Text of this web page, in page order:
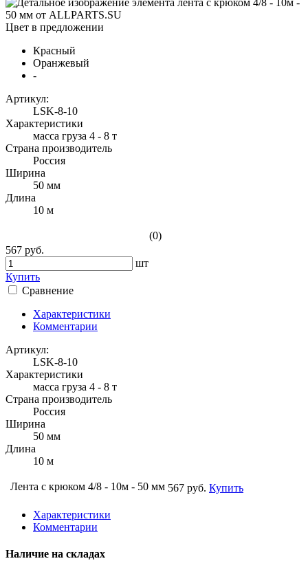
Цвет в предложении
Красный
Оранжевый
-
Артикул:
LSK-8-10
Характеристики
масса груза 4 - 8 т
Страна производитель
Россия
Ширина
50 мм
Длина
10 м
(0)
567 руб.
шт
Купить
Сравнение
Характеристики
Комментарии
Артикул:
LSK-8-10
Характеристики
масса груза 4 - 8 т
Страна производитель
Россия
Ширина
50 мм
Длина
10 м
Лента с крюком 4/8 - 10м - 50 мм 567 руб. Купить
Характеристики
Комментарии
Наличие на складах